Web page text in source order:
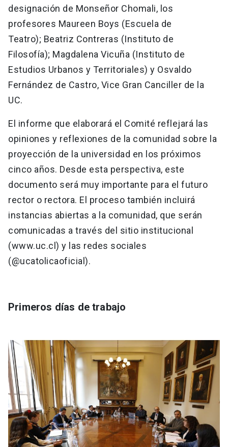
designación de Monseñor Chomali, los
profesores Maureen Boys (Escuela de
Teatro); Beatriz Contreras (Instituto de
Filosofía); Magdalena Vicuña (Instituto de
Estudios Urbanos y Territoriales) y Osvaldo
Fernández de Castro, Vice Gran Canciller de la
UC.
El informe que elaborará el Comité reflejará las
opiniones y reflexiones de la comunidad sobre la
proyección de la universidad en los próximos
cinco años. Desde esta perspectiva, este
documento será muy importante para el futuro
rector o rectora. El proceso también incluirá
instancias abiertas a la comunidad, que serán
comunicadas a través del sitio institucional
(www.uc.cl) y las redes sociales
(@ucatolicaoficial).
Primeros días de trabajo